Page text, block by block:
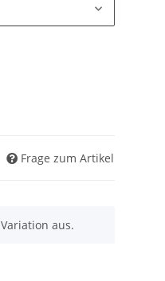
Frage zum Artikel
aus.